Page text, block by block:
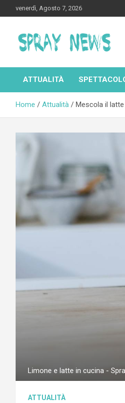
to
venerdì, Agosto 7, 2026
ATTUALITÀ
Home Attualità Mescola il
Limone e latte in cucina -
ATTUALITÀ